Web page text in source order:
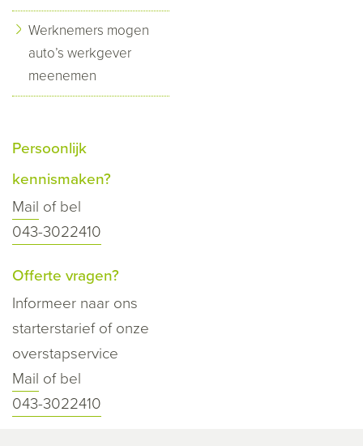
Werknemers mogen
auto’s werkgever
meenemen
Persoonlijk
kennismaken?
Mail of bel
043-3022410
Offerte vragen?
Informeer naar ons
starterstarief of onze
overstapservice
Mail of bel
043-3022410